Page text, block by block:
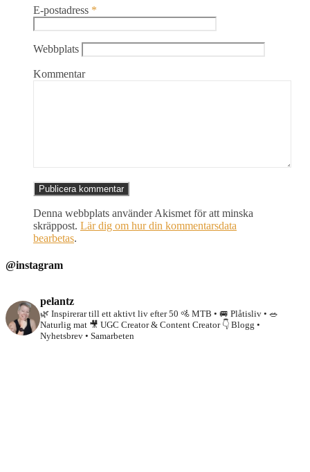
E-postadress *
Webbplats
Kommentar
Denna webbplats använder Akismet för att minska
skräppost. Lär dig om hur din kommentarsdata
bearbetas.
@instagram
pelantz
🌿 Inspirerar till ett aktivt liv efter 50 🚵 MTB • 🚐 Plåtisliv • 🥗
Naturlig mat 🎥 UGC Creator & Content Creator👇 Blogg •
Nyhetsbrev • Samarbeten